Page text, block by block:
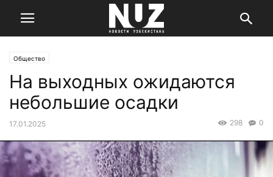
Общество
На выходных ожидаются
небольшие осадки
17.01.2025 0
298